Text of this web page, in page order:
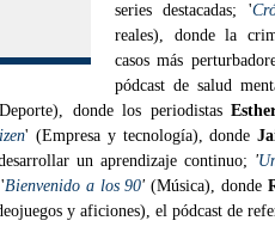
series destacadas; '
reales), donde la
casos más
pódcast de salud
donde los periodistas
' (Empresa y tecnología), donde
un aprendizaje continuo; '
Bienvenido a los 90' (Música), donde
y aficiones), el pódcast de